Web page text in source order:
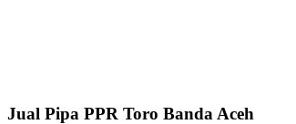
Jual Pipa PPR Toro Banda Aceh